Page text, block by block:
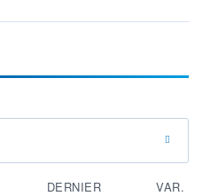
DERNIER
VAR.